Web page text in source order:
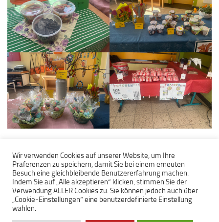
Grundschule am Hinschweg © 2026. Alle Rechte vorbehalten.
Hinschweg 29 - 27607 Geestland - Telefon 04 743 - 937 25 00
Präsentiert von - Entworfen mit demHueman-Theme
Wir verwenden Cookies auf unserer Website, um Ihre
Präferenzen zu speichern, damit Sie bei einem erneuten
Besuch eine gleichbleibende Benutzererfahrung machen.
Indem Sie auf „Alle akzeptieren“ klicken, stimmen Sie der
Verwendung ALLER Cookies zu. Sie können jedoch auch über
„Cookie-Einstellungen“ eine benutzerdefinierte Einstellung
wählen.